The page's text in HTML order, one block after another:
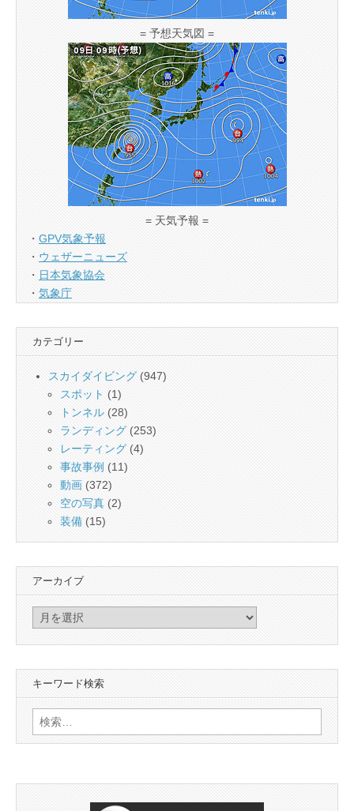
= 予想天気図 =
= 天気予報 =
・ GPV気象予報
・ ウェザーニューズ
・ 日本気象協会
・ 気象庁
カテゴリー
スカイダイビング (947)
スポット (1)
トンネル (28)
ランディング(253)
レーティング(4)
事故事例 (11)
動画 (372)
空の写真 (2)
装備 (15)
アーカイブ
イ
キーワード検索
検
索: